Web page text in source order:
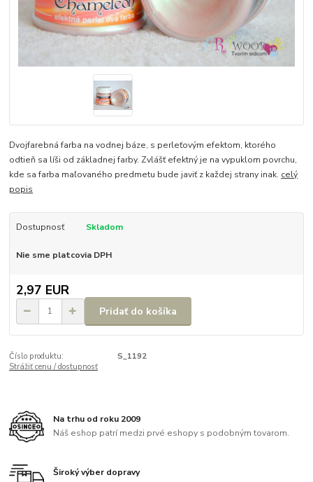
Dvojfarebná farba na vodnej báze, s perleťovým efektom, ktorého
odtieň sa líši od základnej farby. Zvlášť efektný je na vypuklom povrchu,
kde sa farba maľovaného predmetu bude javiť z každej strany inak. celý
popis
Dostupnosť Skladom
Nie sme platcovia DPH
2,97 EUR
Pridať do košíka
Číslo produktu:
S_1192
Strážiť cenu / dostupnosť
Na trhu od roku 2009
Náš eshop patrí medzi prvé eshopy s podobným tovarom.
Široký výber dopravy